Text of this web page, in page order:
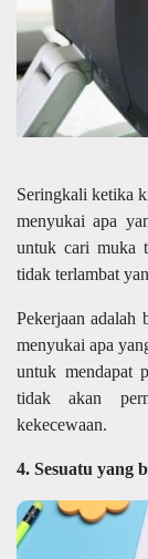
Seringkali ketika
menyukai apa
untuk cari muka
tidak terlambat
Pekerjaan adalah
menyukai apa
untuk mendapat
tidak akan
kekecewaan.
4. Sesuatu yang